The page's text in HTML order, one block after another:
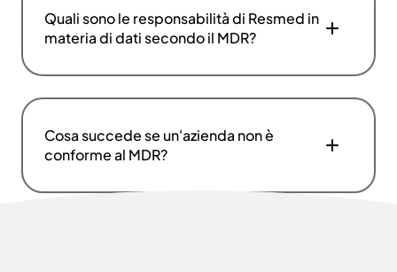
Quali sono le responsabilità di Resmed in
materia di dati secondo il MDR?
Cosa succede se un'azienda non è
conforme al MDR?